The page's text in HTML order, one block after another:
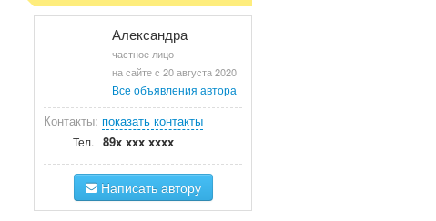
Александра
частное лицо
на сайте с 20 августа 2020
Все объявления автора
Контакты: показать контакты
Тел. 89x xxx xxxx
Написать автору